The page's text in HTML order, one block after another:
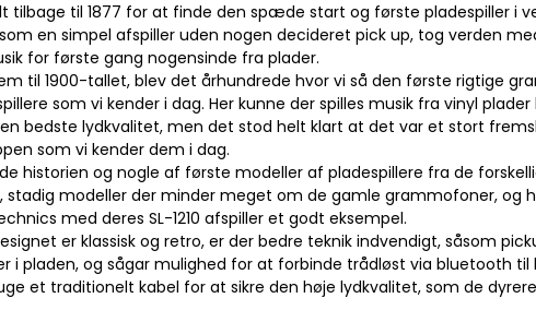
tilbage til 1877 for at finde den spæde start og første pladespiller i
en simpel afspiller uden nogen decideret pick up, tog verden
for første gang nogensinde fra plader.
til 1900-tallet, blev det århundrede hvor vi så den første rigtige
som vi kender i dag. Her kunne der spilles musik fra vinyl
bedste lydkvalitet, men det stod helt klart at det var et stort
som vi kender dem i dag.
historien og nogle af første modeller af pladespillere fra de
stadig modeller der minder meget om de gamle grammofoner, og
med deres SL-1210 afspiller et godt eksempel.
er klassisk og retro, er der bedre teknik indvendigt, såsom
i pladen, og sågar mulighed for at forbinde trådløst via bluetooth til
et traditionelt kabel for at sikre den høje lydkvalitet, som de